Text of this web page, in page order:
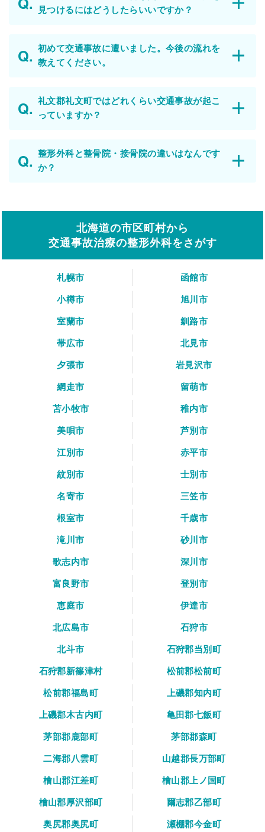
見つけるにはどうしたらいいですか？
初めて交通事故に遭いました。今後の流れを
教えてください。
礼文郡礼文町ではどれくらい交通事故が起こ
っていますか？
整形外科と整骨院・接骨院の違いはなんです
か？
北海道の市区町村から
交通事故治療の整形外科をさがす
札幌市
函館市
小樽市
旭川市
室蘭市
釧路市
帯広市
北見市
夕張市
岩見沢市
網走市
留萌市
苫小牧市
稚内市
美唄市
芦別市
江別市
赤平市
紋別市
士別市
名寄市
三笠市
根室市
千歳市
滝川市
砂川市
歌志内市
深川市
富良野市
登別市
恵庭市
伊達市
北広島市
石狩市
北斗市
石狩郡当別町
石狩郡新篠津村
松前郡松前町
松前郡福島町
上磯郡知内町
上磯郡木古内町
亀田郡七飯町
茅部郡鹿部町
茅部郡森町
二海郡八雲町
山越郡長万部町
檜山郡江差町
檜山郡上ノ国町
檜山郡厚沢部町
爾志郡乙部町
奥尻郡奥尻町
瀬棚郡今金町